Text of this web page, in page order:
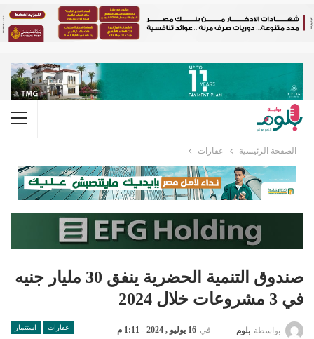
الصفحة الرئيسية عقارات
صندوق التنمية الحضرية ينفق 30 مليار جنيه
في 3 مشروعات خلال 2024
عقارات استثمار بواسطة بلوم في 16 يوليو , 2024 - 1:11 م